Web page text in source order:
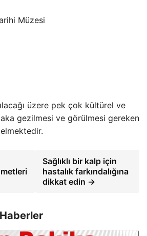
Müzesi
üzere pek çok kültürel ve
gezilmesi ve görülmesi gereken
Sağlıklı bir kalp için
hastalık farkındalığına
dikkat edin →